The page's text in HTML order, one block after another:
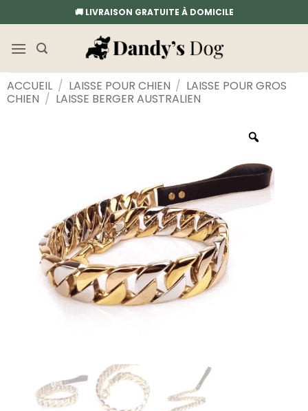
au
contenu
🚚 LIVRAISON GRATUITE À DOMICILE
ACCUEIL / LAISSE POUR CHIEN / LAISSE POUR GROS
CHIEN / LAISSE BERGER AUSTRALIEN